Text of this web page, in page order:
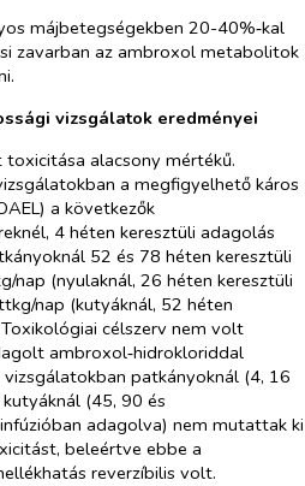
májbetegségekben 20-40%‑kal
zavarban az ambroxol metabolitok
vizsgálatok eredményei
alacsony mértékű.
a megfigyelhető káros
a következők
4 héten keresztüli adagolás
52 és 78 héten keresztüli
(nyulaknál, 26 héten keresztüli
nap (kutyáknál, 52 héten
célszerv nem volt
ambroxol‑hidrokloriddal
patkányoknál (4, 16
(45, 90 és
adagolva) nem mutattak ki
beleértve ebbe a
reverzíbilis volt.